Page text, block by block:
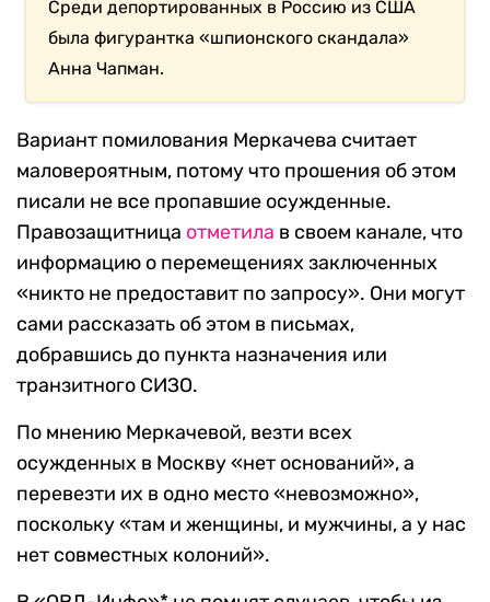
Среди депортированных в Россию из США
была фигурантка «шпионского скандала»
Анна Чапман.
Вариант помилования Меркачева считает
маловероятным, потому что прошения об этом
писали не все пропавшие осужденные.
Правозащитница отметила в своем канале, что
информацию о перемещениях заключенных
«никто не предоставит по запросу». Они могут
сами рассказать об этом в письмах,
добравшись до пункта назначения или
транзитного СИЗО.
По мнению Меркачевой, везти всех
осужденных в Москву «нет оснований», а
перевезти их в одно место «невозможно»,
поскольку «там и женщины, и мужчины, а у нас
нет совместных колоний».